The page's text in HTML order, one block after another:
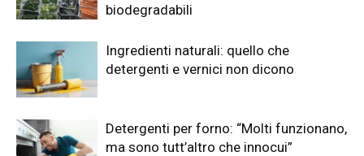
biodegradabili
Ingredienti naturali: quello che
detergenti e vernici non dicono
Detergenti per forno: “Molti funzionano,
ma sono tutt’altro che innocui”